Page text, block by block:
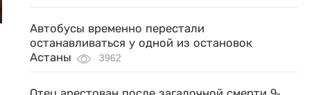
Автобусы временно перестали
останавливаться у одной из остановок
Астаны
3962